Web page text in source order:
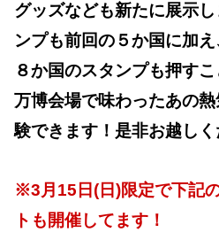
グッズなども新たに展示
ンプも前回の５か国に加え
８か国のスタンプも押すこ
万博会場で味わったあの
験できます！是非お越しく
※3月15日(日)限定で下記
トも開催してます！